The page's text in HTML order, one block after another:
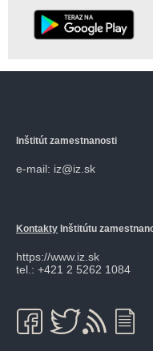
Inštitút zamestnanosti
e-mail: iz@iz.sk
Kontakty Inštitútu
https://www.iz.sk
tel.: +421 2 5262 1084